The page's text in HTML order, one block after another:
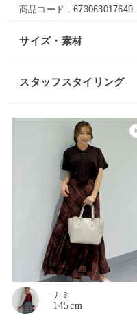
商品コード :673063017649
サイズ・素材
スタッフスタイリング
ナミ
145cm